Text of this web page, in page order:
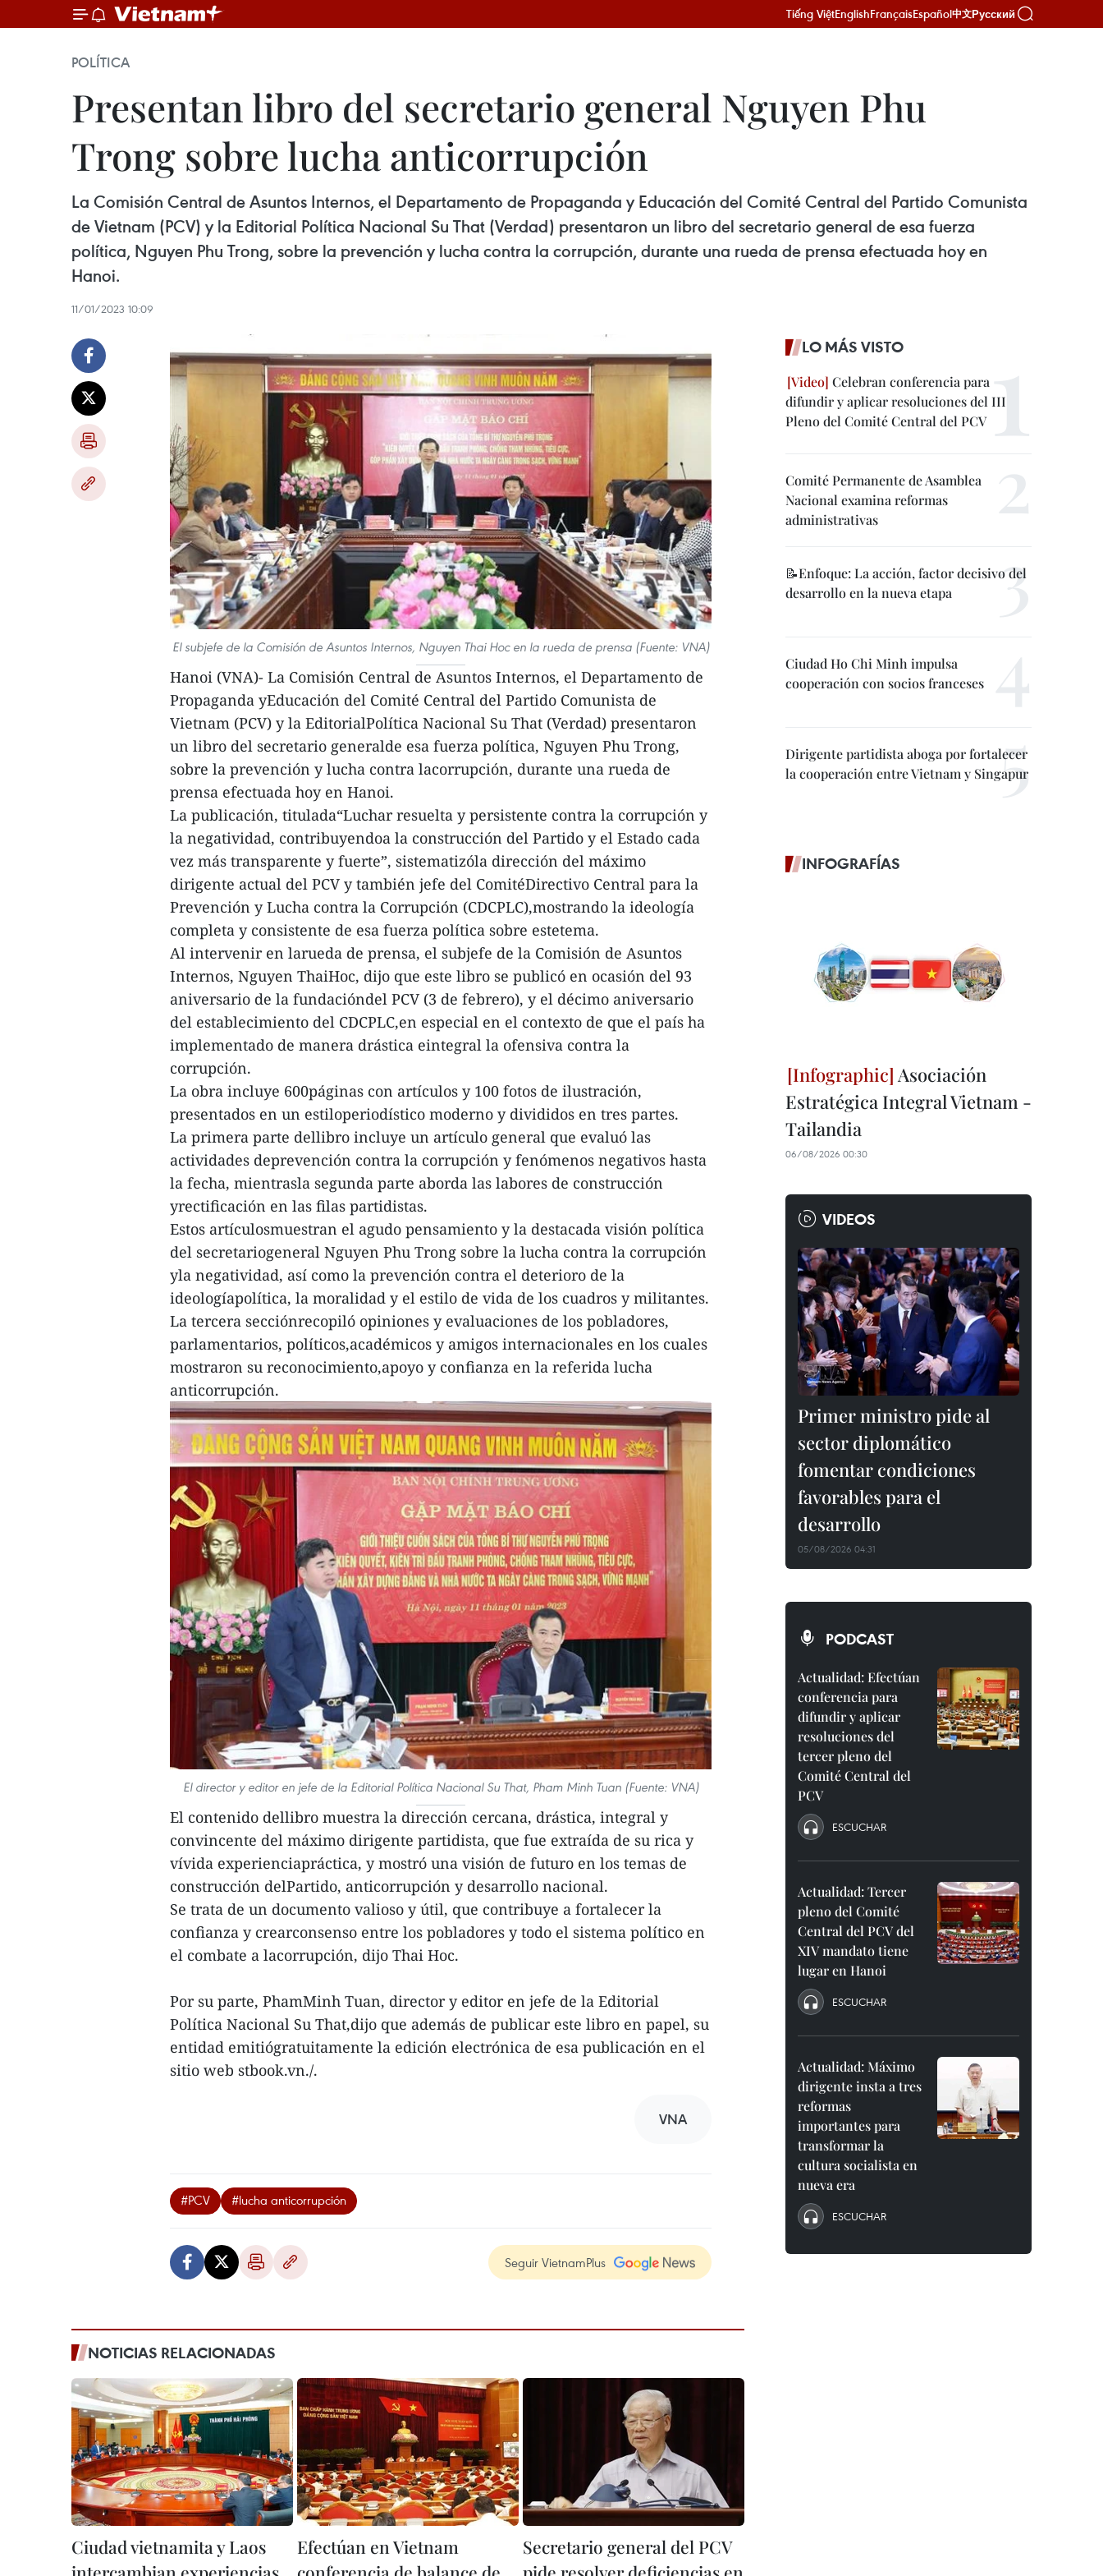
Tiếng ViệtEnglishFrançaisEspañol中文Русский
POLÍTICA
Presentan libro del secretario general Nguyen Phu
Trong sobre lucha anticorrupción
La Comisión Central de Asuntos Internos, el Departamento de Propaganda y Educación del Comité Central del Partido Comunista
de Vietnam (PCV) y la Editorial Política Nacional Su That (Verdad) presentaron un libro del secretario general de esa fuerza
política, Nguyen Phu Trong, sobre la prevención y lucha contra la corrupción, durante una rueda de prensa efectuada hoy en
Hanoi.
11/01/2023 10:09
El subjefe de la Comisión de Asuntos Internos, Nguyen Thai Hoc en la rueda de prensa (Fuente: VNA)
Hanoi (VNA)- La Comisión Central de Asuntos Internos, el Departamento de
Propaganda yEducación del Comité Central del Partido Comunista de
Vietnam (PCV) y la EditorialPolítica Nacional Su That (Verdad) presentaron
un libro del secretario generalde esa fuerza política, Nguyen Phu Trong,
sobre la prevención y lucha contra lacorrupción, durante una rueda de
prensa efectuada hoy en Hanoi.
La publicación, titulada“Luchar resuelta y persistente contra la corrupción y
la negatividad, contribuyendoa la construcción del Partido y el Estado cada
vez más transparente y fuerte”, sistematizóla dirección del máximo
dirigente actual del PCV y también jefe del ComitéDirectivo Central para la
Prevención y Lucha contra la Corrupción (CDCPLC),mostrando la ideología
completa y consistente de esa fuerza política sobre estetema.
Al intervenir en larueda de prensa, el subjefe de la Comisión de Asuntos
Internos, Nguyen ThaiHoc, dijo que este libro se publicó en ocasión del 93
aniversario de la fundacióndel PCV (3 de febrero), y el décimo aniversario
del establecimiento del CDCPLC,en especial en el contexto de que el país ha
implementado de manera drástica eintegral la ofensiva contra la
corrupción.
La obra incluye 600páginas con artículos y 100 fotos de ilustración,
presentados en un estiloperiodístico moderno y divididos en tres partes.
La primera parte dellibro incluye un artículo general que evaluó las
actividades deprevención contra la corrupción y fenómenos negativos hasta
la fecha, mientrasla segunda parte aborda las labores de construcción
yrectificación en las filas partidistas.
Estos artículosmuestran el agudo pensamiento y la destacada visión política
del secretariogeneral Nguyen Phu Trong sobre la lucha contra la corrupción
yla negatividad, así como la prevención contra el deterioro de la
ideologíapolítica, la moralidad y el estilo de vida de los cuadros y militantes.
La tercera secciónrecopiló opiniones y evaluaciones de los pobladores,
parlamentarios, políticos,académicos y amigos internacionales en los cuales
mostraron su reconocimiento,apoyo y confianza en la referida lucha
anticorrupción.
El director y editor en jefe de la Editorial Política Nacional Su That, Pham Minh Tuan (Fuente: VNA)
El contenido dellibro muestra la dirección cercana, drástica, integral y
convincente del máximo dirigente partidista, que fue extraída de su rica y
vívida experienciapráctica, y mostró una visión de futuro en los temas de
construcción delPartido, anticorrupción y desarrollo nacional.
Se trata de un documento valioso y útil, que contribuye a fortalecer la
confianza y crearconsenso entre los pobladores y todo el sistema político en
el combate a lacorrupción, dijo Thai Hoc.
Por su parte, PhamMinh Tuan, director y editor en jefe de la Editorial
Política Nacional Su That,dijo que además de publicar este libro en papel, su
entidad emitiógratuitamente la edición electrónica de esa publicación en el
sitio web stbook.vn./.
VNA
#PCV #lucha anticorrupción
Seguir VietnamPlus
NOTICIAS RELACIONADAS
Ciudad vietnamita y Laos
Efectúan en Vietnam
Secretario general del PCV
LO MÁS VISTO
Celebran conferencia para
difundir y aplicar resoluciones del III
Pleno del Comité Central del PCV
Comité Permanente de Asamblea
Nacional examina reformas
administrativas
📝Enfoque: La acción, factor decisivo del
desarrollo en la nueva etapa
Ciudad Ho Chi Minh impulsa
cooperación con socios franceses
Dirigente partidista aboga por fortalecer
la cooperación entre Vietnam y Singapur
INFOGRAFÍAS
Asociación
Estratégica Integral Vietnam -
Tailandia
06/08/2026 00:30
VIDEOS
Primer ministro pide al
sector diplomático
fomentar condiciones
favorables para el
desarrollo
05/08/2026 04:31
PODCAST
Actualidad: Efectúan
conferencia para
difundir y aplicar
resoluciones del
tercer pleno del
Comité Central del
PCV
ESCUCHAR
Actualidad: Tercer
pleno del Comité
Central del PCV del
XIV mandato tiene
lugar en Hanoi
ESCUCHAR
Actualidad: Máximo
dirigente insta a tres
reformas
importantes para
transformar la
cultura socialista en
nueva era
ESCUCHAR